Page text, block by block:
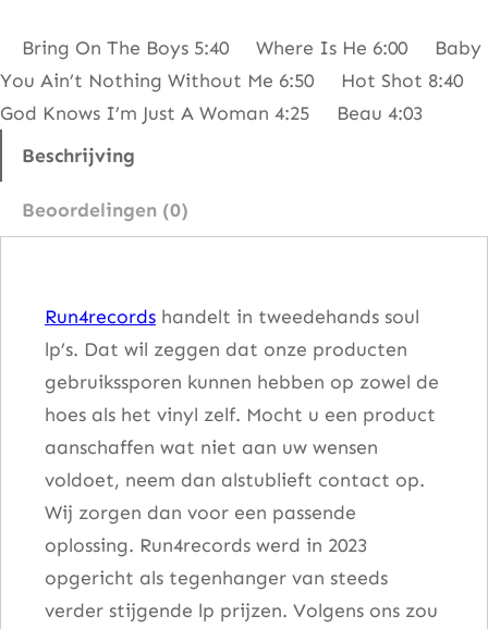
n
g
H
Bring On The Boys 5:40 Where Is He 6:00 Baby
You Ain’t Nothing Without Me 6:50 Hot Shot 8:40
God Knows I’m Just A Woman 4:25 Beau 4:03
Beschrijving
Beoordelingen (0)
Run4records handelt in tweedehands soul
lp’s. Dat wil zeggen dat onze producten
gebruikssporen kunnen hebben op zowel de
hoes als het vinyl zelf. Mocht u een product
aanschaffen wat niet aan uw wensen
voldoet, neem dan alstublieft contact op.
Wij zorgen dan voor een passende
oplossing. Run4records werd in 2023
opgericht als tegenhanger van steeds
verder stijgende lp prijzen. Volgens ons zou